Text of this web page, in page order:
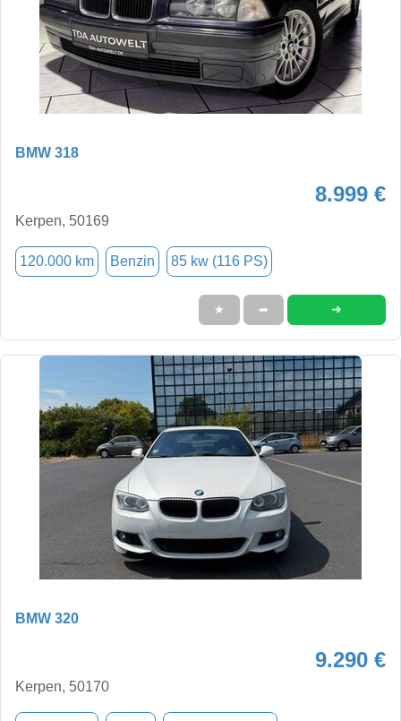
BMW 318
8.999 €
Kerpen, 50169
120.000 km Benzin 85 kw (116 PS)
★ ➦ ➜
BMW 320
9.290 €
Kerpen, 50170